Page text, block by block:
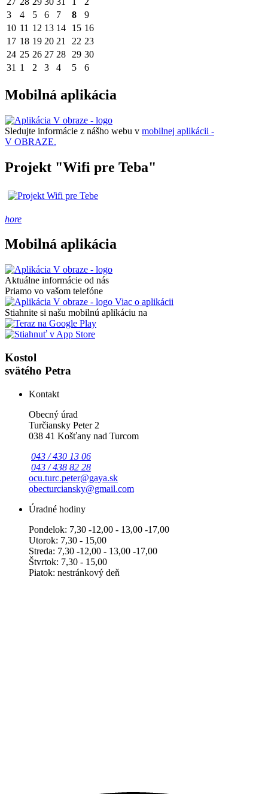
3
4 5 6 7 8
9
10 11 12 13 14 15 16
17 18 19 20 21 22 23
24 25 26 27 28 29 30
31 1 2 3 4 5 6
Mobilná aplikácia
Sledujte informácie z nášho webu v mobilnej aplikácii -
V OBRAZE.
Projekt "Wifi pre Teba"
hore
Mobilná aplikácia
Aktuálne informácie od nás
Priamo vo vašom telefóne
Viac o aplikácii
Stiahnite si našu mobilnú aplikáciu na
Kostol
svätého Petra
Kontakt
Obecný úrad
Turčiansky Peter 2
038 41 Košťany nad Turcom
043 / 430 13 06
043 / 438 82 28
ocu.turc.peter@gaya.sk
obecturciansky@gmail.com
Úradné hodiny
Pondelok: 7,30 -12,00 - 13,00 -17,00
Utorok: 7,30 - 15,00
Streda: 7,30 -12,00 - 13,00 -17,00
Štvrtok: 7,30 - 15,00
Piatok: nestránkový deň